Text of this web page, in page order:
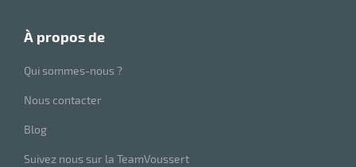
à propos de
Qui sommes-nous ?
Nous contacter
Blog
Suivez nous sur la TeamVoussert